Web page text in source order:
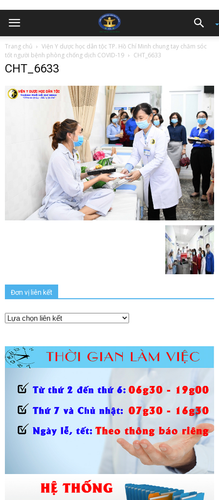
Trang chủ
Viện Y dược học dân tộc TP. Hồ Chí Minh chung tay chăm sóc
tốt người bệnh phòng chống dịch COVID-19
CHT_6633
CHT_6633
Đơn vị liên kết